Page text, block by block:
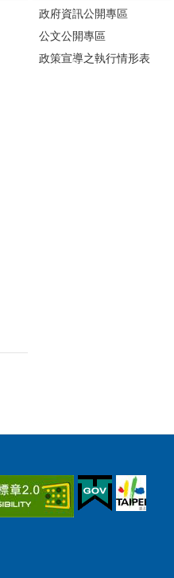
政府資訊公開專區
公文公開專區
政策宣導之執行情形表